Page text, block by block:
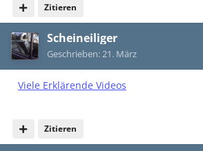
Zitieren
Scheineiliger
Geschrieben:21. März
Viele Erklärende Videos
Zitieren